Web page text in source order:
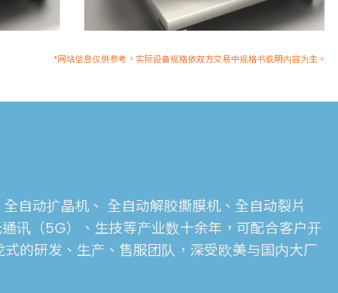
*网站信息仅供参考，实际设备规格依双方交易中规格书载明内容为主。
自动扩晶机、 全自动解胶撕膜机、全自动裂片
讯（5G）、生技等产业数十余年，可配合客户开
的研发、生产、售服团队，深受欧美与国内大厂